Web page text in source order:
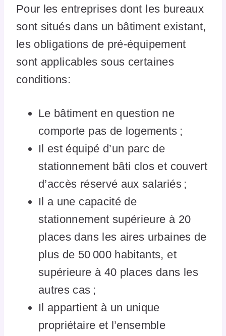
Pour les entreprises dont les bureaux
sont situés dans un bâtiment existant,
les obligations de pré-équipement
sont applicables sous certaines
conditions:
Le bâtiment en question ne
comporte pas de logements ;
Il est équipé d’un parc de
stationnement bâti clos et couvert
d’accès réservé aux salariés ;
Il a une capacité de
stationnement supérieure à 20
places dans les aires urbaines de
plus de 50 000 habitants, et
supérieure à 40 places dans les
autres cas ;
Il appartient à un unique
propriétaire et l’ensemble